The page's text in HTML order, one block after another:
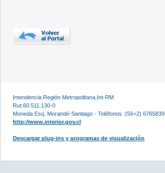
Intendencia Región Metropolitana,Int-RM
Rut:60.511.130-0
Moneda Esq. Morandé-Santiago - Teléfonos :(56+2) 6765839
http://www.interior.gov.cl
Descargar plug-ins y programas de visualización